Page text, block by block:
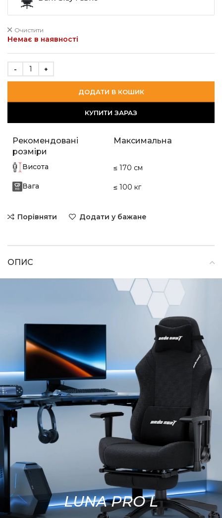
Очистити
Немає в наявності
ДОДАТИ В КОШИК
КУПИТИ ЗАРАЗ
Рекомендовані
розміри
Максимальна
Висота ≤ 170 см
Вага ≤ 100 кг
Порівняти Додати у бажане
ОПИС
LUNA PRO L